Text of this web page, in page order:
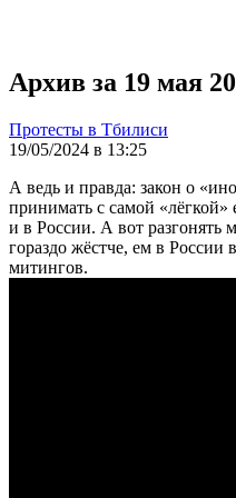
Архив за 19 мая
Протесты в Тбилиси
19/05/2024 в 13:25
А ведь и правда: закон о
принимать с самой
и в России. А вот разгонять
гораздо жёстче, ем в
митингов.